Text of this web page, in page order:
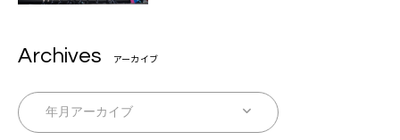
Archives アーカイブ